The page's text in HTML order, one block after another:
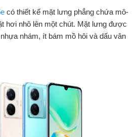
có thiết kế mặt lưng phẳng chứa mô-
hơi nhô lên một chút. Mặt lưng được
nhám, ít bám mồ hôi và dấu vân